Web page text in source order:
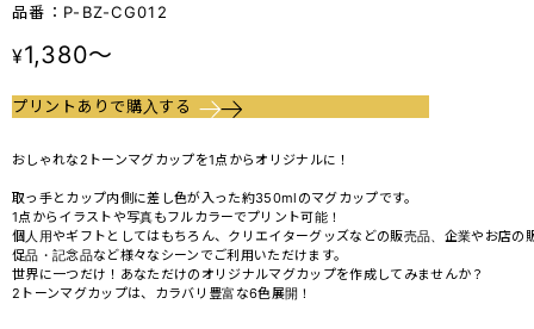
品番：P-BZ-CG012
¥1,380～
プリントありで購入する
おしゃれな2トーンマグカップを1点からオリジナルに！
取っ手とカップ内側に差し色が入った約350mlのマグカップです。
1点からイラストや写真もフルカラーでプリント可能！
個人用やギフトとしてはもちろん、クリエイターグッズなどの販売品、企業やお店の
促品・記念品など様々なシーンでご利用いただけます。
世界に一つだけ！あなただけのオリジナルマグカップを作成してみませんか？
2トーンマグカップは、カラバリ豊富な6色展開！